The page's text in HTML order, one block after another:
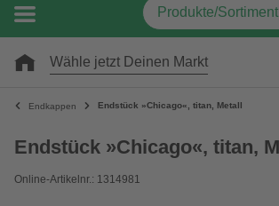
Wähle jetzt Deinen Markt
Endkappen Endstück »Chicago«, titan, Metall
Endstück »Chicago«, titan,
Online-Artikelnr.: 1314981